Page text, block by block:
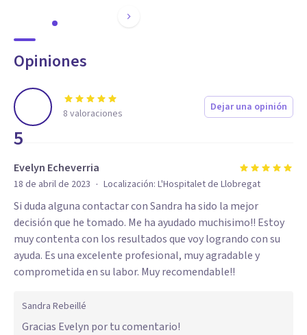
Opiniones
5
8 valoraciones Dejar una opinión
Evelyn Echeverria
18 de abril de 2023 · Localización: L'Hospitalet de Llobregat
Si duda alguna contactar con Sandra ha sido la mejor
decisión que he tomado. Me ha ayudado muchisimo!! Estoy
muy contenta con los resultados que voy logrando con su
ayuda. Es una excelente profesional, muy agradable y
comprometida en su labor. Muy recomendable!!
Sandra Rebeillé
Gracias Evelyn por tu comentario!